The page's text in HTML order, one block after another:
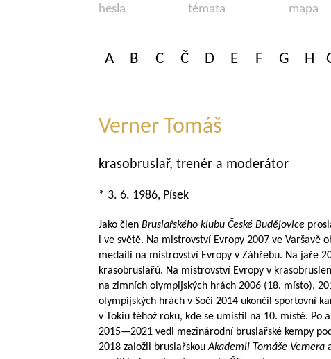
hesla témata mapa
A B C Č D E F G H
Verner Tomáš
krasobruslař, trenér a moderátor
* 3. 6. 1986, Písek
Jako člen Bruslařského klubu České Budějovice
i ve světě. Na mistrovství Evropy 2007 ve Varšavě
medaili na mistrovství Evropy v Záhřebu. Na jaře
krasobruslařů. Na mistrovství Evropy v
na zimních olympijských hrách 2006 (18. místo),
olympijských hrách v Soči 2014 ukončil sportovní
v Tokiu téhož roku, kde se umístil na 10. místě.
2015—2021 vedl mezinárodní bruslařské kempy
2018 založil bruslařskouAkademii Tomáše Vernera